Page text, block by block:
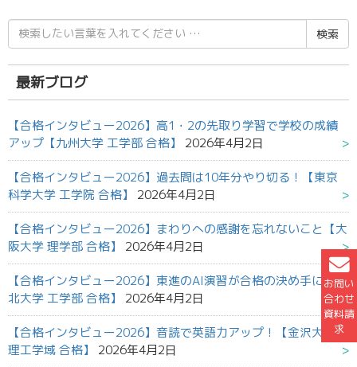
お問い
合わせ
資料請
求
検
索
結
果:
最新ブログ
【合格インタビュー2026】高1・2の先取り学習で学校の成績
アップ【九州大学 工学部 合格】
2026年4月2日
【合格インタビュー2026】過去問は10年分やり切る！【東京
科学大学 工学院 合格】
2026年4月2日
【合格インタビュー2026】まわりへの感謝を忘れないこと【大
阪大学 理学部 合格】
2026年4月2日
【合格インタビュー2026】東進のAI演習が合格の決め手に【東
北大学 工学部 合格】
2026年4月2日
【合格インタビュー2026】音読で英語力アップ！【金沢大学
理工学域 合格】
2026年4月2日